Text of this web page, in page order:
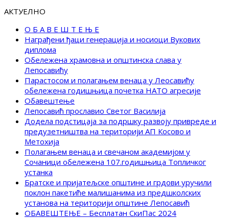
АКТУЕЛНО
О Б А В Е Ш Т Е Њ Е
Награђени ђаци генерација и носиоци Вукових
диплома
Обележена храмовна и општинска слава у
Лепосавићу
Парастосом и полагањем венаца у Леосавићу
обележена годишњица почетка НАТО агресије
Обавештење
Лепосавић прославио Светог Василија
Додела подстицаја за подршку развоју привреде и
предузетништва на територији АП Косово и
Метохија
Полагањем венаца и свечаном академијом у
Сочаници обележена 107.годишњица Топличког
устанка
Братске и пријатељске општине и грдови уручили
поклон пакетиће малишанима из предшколских
установа на територији општине Лепосавић
ОБАВЕШТЕЊЕ – Бесплатан СкиПас 2024